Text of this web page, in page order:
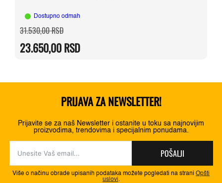
Dostupno odmah
31.530,00RSDOriginalna
cena
bila:
31.530,00 RSD.
23.650,00RSD
Trenutna
cena
23.650,00 RSD.
PRIJAVA ZA NEWSLETTER!
Prijavite se za naš Newsletter i ostanite u toku sa najnovijim
proizvodima, trendovima i specijalnim ponudama.
POŠALJI
Više o načinu obrade upisanih podataka možete pogledati na strani Opšti
uslovi.